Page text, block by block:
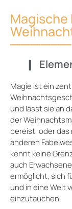
Magische
Magie ist ein
und lässt sie an
der
bereist, oder das
anderen
kennt keine
auch
ermöglicht, sich
und in eine Welt
einzutauchen.